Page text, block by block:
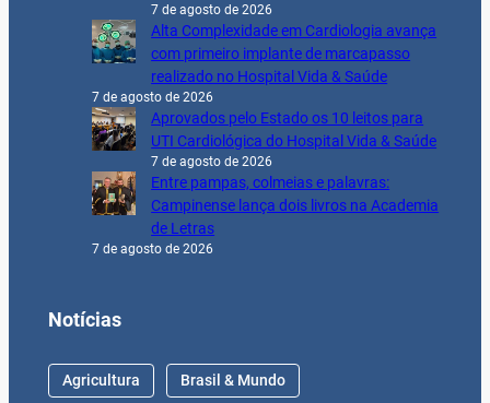
7 de agosto de 2026
Alta Complexidade em Cardiologia avança
com primeiro implante de marcapasso
realizado no Hospital Vida & Saúde
7 de agosto de 2026
Aprovados pelo Estado os 10 leitos para
UTI Cardiológica do Hospital Vida & Saúde
7 de agosto de 2026
Entre pampas, colmeias e palavras:
Campinense lança dois livros na Academia
de Letras
7 de agosto de 2026
Notícias
Agricultura Brasil & Mundo